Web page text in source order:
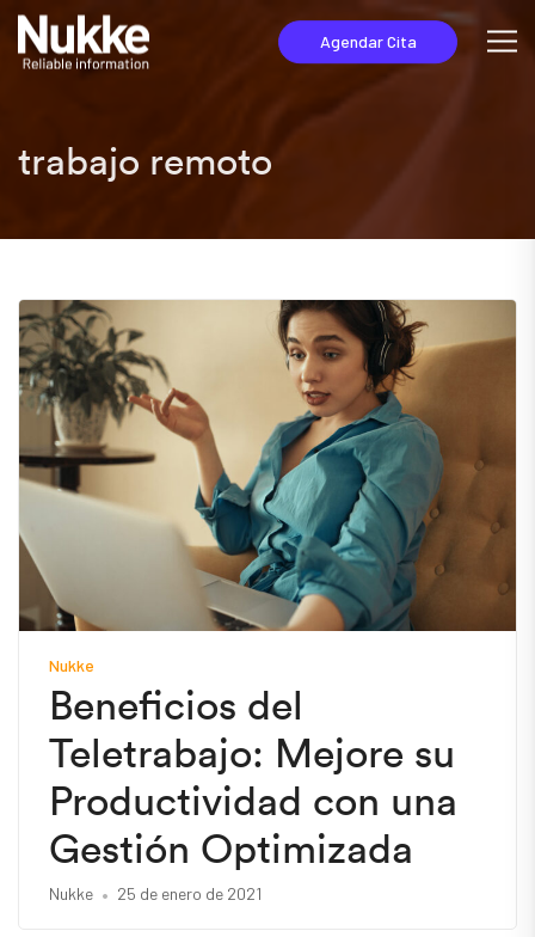
Agendar Cita
trabajo remoto
Nukke
Beneficios del
Teletrabajo: Mejore su
Productividad con una
Gestión Optimizada
Nukke 25 de enero de 2021